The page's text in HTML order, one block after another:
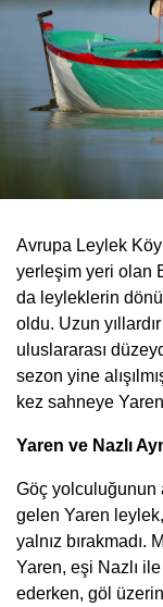
Avrupa Leylek
yerleşim yeri olan
da leyleklerin
oldu. Uzun
uluslararası
sezon yine
kez sahneye
Yaren ve Nazlı
Göç yolculuğunun
gelen Yaren leylek,
yalnız bırakmadı.
Yaren, eşi Nazlı
ederken, göl